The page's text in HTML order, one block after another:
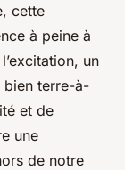
cette
à peine à
un
bien terre-à-
et de
une
de notre